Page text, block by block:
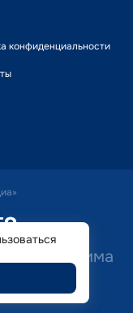
конфиденциальности
Необходима